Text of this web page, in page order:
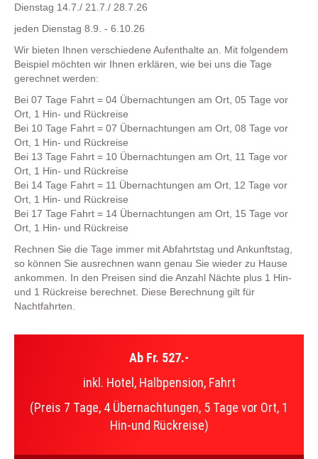
Dienstag 14.7./ 21.7./ 28.7.26
jeden Dienstag 8.9. - 6.10.26
Wir bieten Ihnen verschiedene Aufenthalte an. Mit folgendem
Beispiel möchten wir Ihnen erklären, wie bei uns die Tage
gerechnet werden:
Bei 07 Tage Fahrt = 04 Übernachtungen am Ort, 05 Tage vor
Ort, 1 Hin- und Rückreise
Bei 10 Tage Fahrt = 07 Übernachtungen am Ort, 08 Tage vor
Ort, 1 Hin- und Rückreise
Bei 13 Tage Fahrt = 10 Übernachtungen am Ort, 11 Tage vor
Ort, 1 Hin- und Rückreise
Bei 14 Tage Fahrt = 11 Übernachtungen am Ort, 12 Tage vor
Ort, 1 Hin- und Rückreise
Bei 17 Tage Fahrt = 14 Übernachtungen am Ort, 15 Tage vor
Ort, 1 Hin- und Rückreise
Rechnen Sie die Tage immer mit Abfahrtstag und Ankunftstag,
so können Sie ausrechnen wann genau Sie wieder zu Hause
ankommen. In den Preisen sind die Anzahl Nächte plus 1 Hin-
und 1 Rückreise berechnet. Diese Berechnung gilt für
Nachtfahrten.
Ab Fr. 527.-
inkl. Hotel, Halbpension, Fahrt
(Preis 7 Tage, 4 Übernachtungen, 5 Tage vor Ort, 1
Hin-und Rückreise)